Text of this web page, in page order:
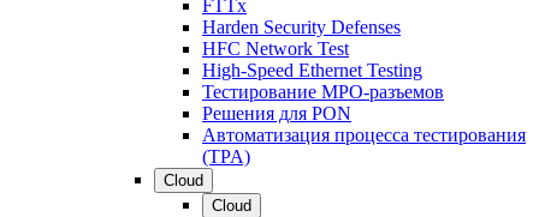
FTTx
Harden Security Defenses
HFC Network Test
High-Speed Ethernet Testing
Тестирование МРО-разъемов
Решения для PON
Автоматизация процесса тестирования
(TPA)
Cloud
Cloud